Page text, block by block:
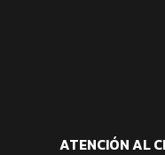
ATENCIÓN AL